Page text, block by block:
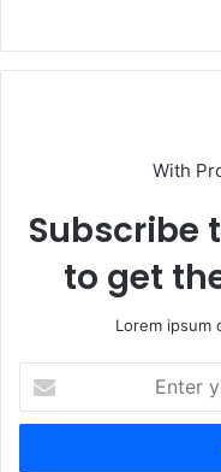
With
Subscribe
to get
Lorem ipsum
your
Email